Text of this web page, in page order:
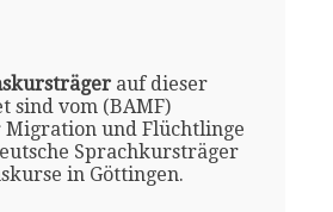
auf dieser
sind vom (BAMF)
Migration und Flüchtlinge
Sprachkursträger
in Göttingen.